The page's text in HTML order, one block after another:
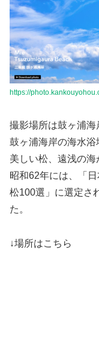
https://
撮影場所は鼓ヶ浦海
鼓ヶ浦海岸の海水
美しい松、遠浅の海
昭和62年には、「
松100選」に選定さ
た。
↓場所はこちら